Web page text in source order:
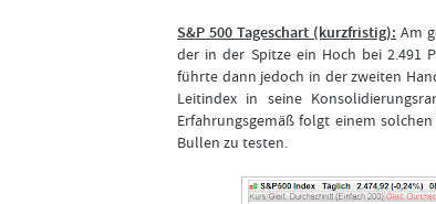
S&P 500 Tageschart (kurzfristig): Am
der in der Spitze ein Hoch bei 2.491
führte dann jedoch in der zweiten
Leitindex in seine
Erfahrungsgemäß folgt einem
Bullen zu testen.